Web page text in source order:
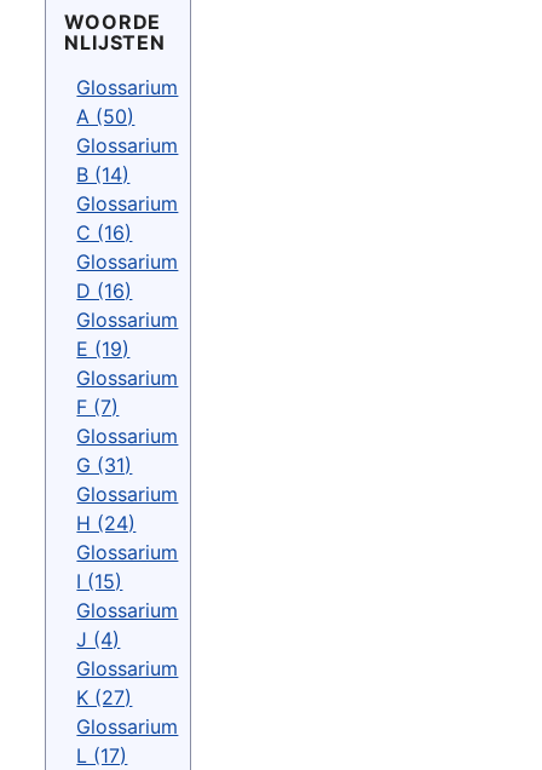
WOORDE
NLIJSTEN
Glossarium
A (50)
Glossarium
B (14)
Glossarium
C (16)
Glossarium
D (16)
Glossarium
E (19)
Glossarium
F (7)
Glossarium
G (31)
Glossarium
H (24)
Glossarium
I (15)
Glossarium
J (4)
Glossarium
K (27)
Glossarium
L (17)